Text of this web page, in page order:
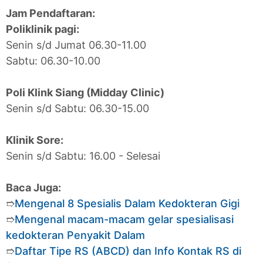
Jam Pendaftaran:
Poliklinik pagi:
Senin s/d Jumat 06.30-11.00
Sabtu: 06.30-10.00
Poli Klink Siang (Midday Clinic)
Senin s/d Sabtu: 06.30-15.00
Klinik Sore:
Senin s/d Sabtu: 16.00 - Selesai
Baca Juga:
➱Mengenal 8 Spesialis Dalam Kedokteran Gigi
➱Mengenal macam-macam gelar spesialisasi
kedokteran Penyakit Dalam
➱Daftar Tipe RS (ABCD) dan Info Kontak RS di